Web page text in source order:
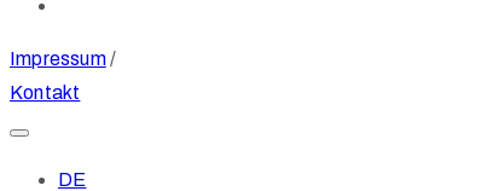
Impressum/
Kontakt
DE